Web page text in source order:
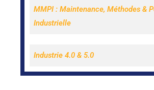
MMPI : Maintenance, Méthodes &
Industrielle
Industrie 4.0 & 5.0